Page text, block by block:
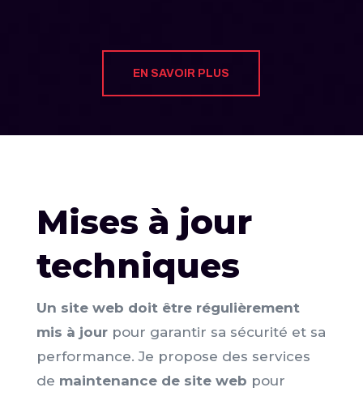
EN SAVOIR PLUS
Mises à jour
techniques
Un site web doit être régulièrement
mis à jourpour garantir sa sécurité et sa
performance. Je propose des services
de maintenance de site web pour